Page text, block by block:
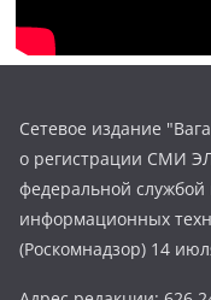
Сетевое издание
о регистрации СМИ
федеральной службой
информационных
(Роскомнадзор) 14